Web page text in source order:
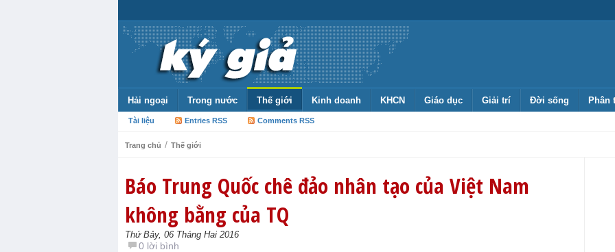
Hải ngoại Trong nước Thế giới Kinh doanh KHCN Giáo dục Giải trí Đời sống Phân
Tài liệu Entries RSS Comments RSS
Trang chủ / Thế giới
Báo Trung Quốc chê đảo nhân tạo của Việt Nam
không bằng của TQ
Thứ Bảy, 06 Tháng Hai 2016
0 lời bình